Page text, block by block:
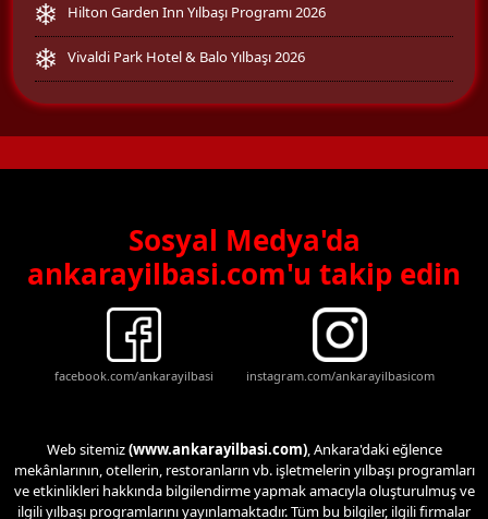
Hilton Garden Inn Yılbaşı Programı 2026
Vivaldi Park Hotel & Balo Yılbaşı 2026
Sosyal Medya'da
ankarayilbasi.com'u takip edin
facebook.com/ankarayilbasi instagram.com/ankarayilbasicom
Web sitemiz(www.ankarayilbasi.com), Ankara'daki eğlence
mekânlarının, otellerin, restoranların vb. işletmelerin yılbaşı programları
ve etkinlikleri hakkında bilgilendirme yapmak amacıyla oluşturulmuş ve
ilgili yılbaşı programlarını yayınlamaktadır. Tüm bu bilgiler, ilgili firmalar